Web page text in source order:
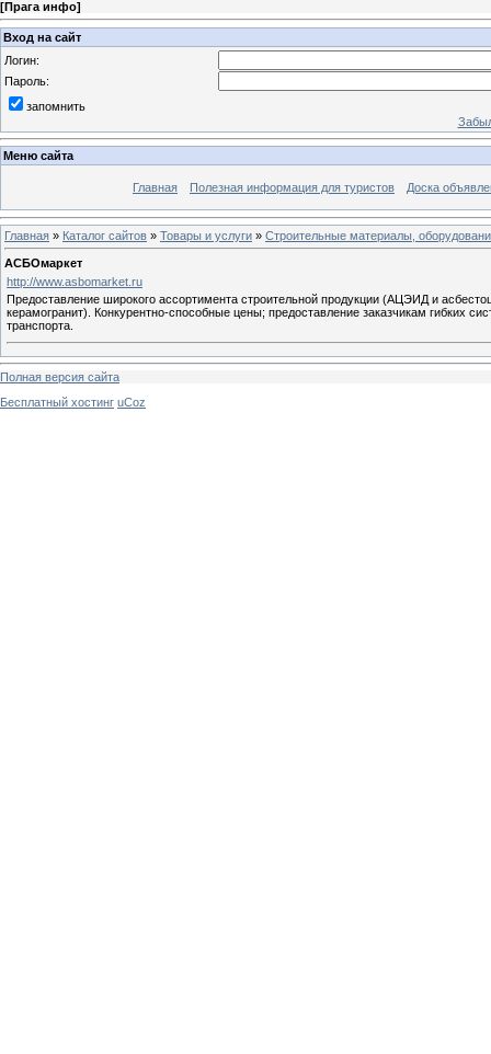
[Прага инфо]
Вход на сайт
Логин:
Пароль:
запомнить
Меню сайта
Главная Полезная информация для туристов Доска
Главная » Каталог сайтов » Товары и услуги » Строительные материалы,
АСБОмаркет
http://www.asbomarket.ru
Предоставление широкого ассортимента строительной продукции (АЦЭИД и
керамогранит). Конкурентно-способные цены; предоставление заказчикам гибких
транспорта.
Полная версия сайта
Бесплатный хостинг uCoz